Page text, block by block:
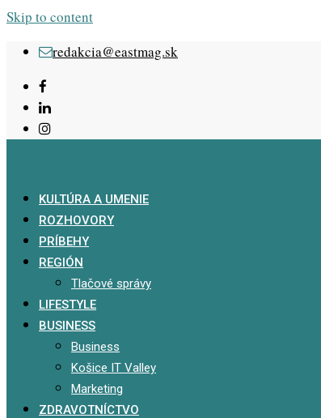
Skip to content
redakcia@eastmag.sk
KULTÚRA A UMENIE
ROZHOVORY
PRÍBEHY
REGIÓN
Tlačové správy
LIFESTYLE
BUSINESS
Business
Košice IT Valley
Marketing
ZDRAVOTNÍCTVO